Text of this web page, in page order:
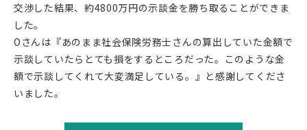
交渉した結果、約4800万円の示談金を勝ち取ることができま
した。
Oさんは『あのまま社会保険労務士さんの算出していた金額で
示談していたらとても損をするところだった。このような金
額で示談してくれて大変満足している。』と感謝してくださ
いました。